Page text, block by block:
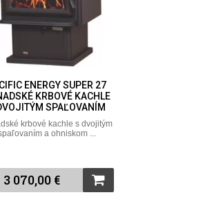
ENERGY SUPER 27
KRBOVÉ KACHLE
SPAĽOVANÍM
krbové kachle s dvojitým
a ohniskom ...
3 070,00 €